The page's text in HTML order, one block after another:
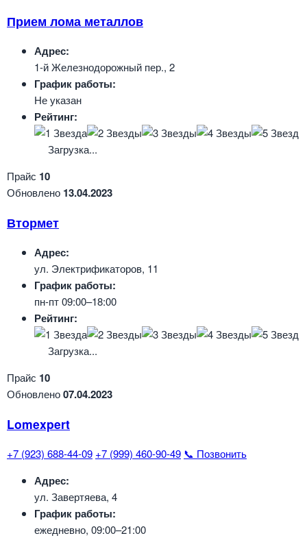
Прием лома металлов
Адрес:
1-й Железнодорожный пер., 2
График работы:
Не указан
Рейтинг:
Загрузка...
Прайс 10
Обновлено 13.04.2023
Втормет
Адрес:
ул. Электрификаторов, 11
График работы:
пн-пт 09:00–18:00
Рейтинг:
Загрузка...
Прайс 10
Обновлено07.04.2023
Lomexpert
+7 (923) 688-44-09 +7 (999) 460-90-49 📞 Позвонить
Адрес:
ул. Завертяева, 4
График работы:
ежедневно, 09:00–21:00